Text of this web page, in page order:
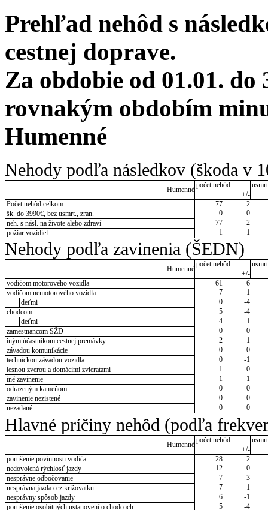
Prehľad nehôd s
cestnej doprave.
Za obdobie od 01.01. do
rovnakým obdobím
Humenné
Nehody podľa následkov (škoda v
Humenné
počet nehôd
+/-
Počet nehôd celkom
77
2
šk. do 3990€, bez usmrt., zran.
0
0
neh. s násl. na živote alebo zdraví
77
2
požiar vozidiel
1 -1
Nehody podľa zavinenia (ŠEDN)
Humenné
počet nehôd
+/-
vodičom motorového vozidla
61
6
vodičom nemotorového vozidla
7
1
deťmi
0
-4
chodcom
5
-4
deťmi
4
1
zamestnancom SŽD
0
0
iným účastníkom cestnej premávky
2
-1
závadou komunikácie
0
0
technickou závadou vozidla
0
-1
lesnou zverou a domácimi zvieratami
1
0
iné zavinenie
1
1
odrazeným kameňom
0
0
zavinenie nezistené
0
0
nezadané
0 0
Hlavné príčiny nehôd (podľa
Humenné
počet nehôd
+/-
porušenie povinnosti vodiča
28
2
nedovolená rýchlosť jazdy
12
0
nesprávne odbočovanie
7
3
nesprávna jazda cez križovatku
7
1
nesprávny spôsob jazdy
6
-1
porušenie osobitných ustanovení o chodcoch
5
-4